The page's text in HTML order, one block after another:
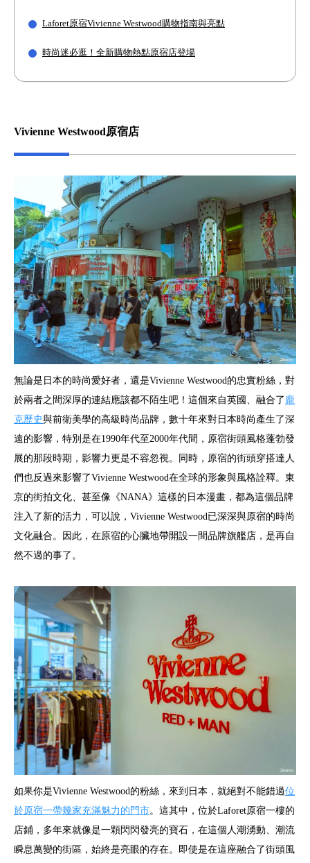
Laforet原宿Vivienne Westwood購物指南與亮點
時尚迷必逛！全新購物熱點原宿店登場
Vivienne Westwood原宿店
無論是日本的時尚愛好者，還是Vivienne Westwood的忠實粉絲，對
於兩者之間深厚的連結應該都不陌生吧！這個來自英國、融合了 龐
克歷史與前衛美學的高級時尚品牌，數十年來對日本時尚產生了深
遠的影響，特別是在1990年代至2000年代間，原宿街頭風格蓬勃發
展的那段時期，影響力更是不容忽視。同時，原宿的街頭穿搭達人
們也反過來影響了Vivienne Westwood在全球的形象與風格詮釋。東
京的街拍文化、甚至像《NANA》這樣的日本漫畫，都為這個品牌
注入了新的活力，可以說，Vivienne Westwood已深深與原宿的時尚
文化融合。因此，在原宿的心臟地帶開設一間品牌旗艦店，是再自
然不過的事了。
如果你是Vivienne Westwood的粉絲，來到日本，就絕對不能錯過位
於原宿一帶幾家充滿魅力的門市。這其中，位於Laforet原宿一樓的
店鋪，多年來就像是一顆閃閃發亮的寶石，在這個人潮湧動、潮流
瞬息萬變的街區，始終是亮眼的存在。即使是在這座融合了街頭風